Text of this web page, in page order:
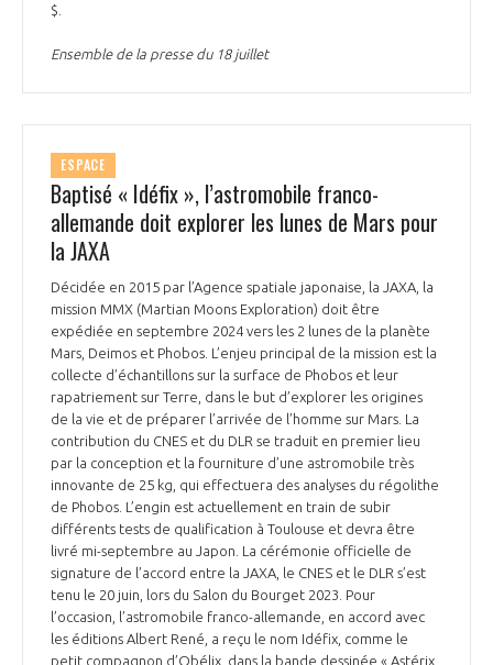
$.
Ensemble de la presse du 18 juillet
ESPACE
Baptisé « Idéfix », l’astromobile franco-
allemande doit explorer les lunes de Mars pour
la JAXA
Décidée en 2015 par l’Agence spatiale japonaise, la JAXA, la
mission MMX (Martian Moons Exploration) doit être
expédiée en septembre 2024 vers les 2 lunes de la planète
Mars, Deimos et Phobos. L’enjeu principal de la mission est la
collecte d’échantillons sur la surface de Phobos et leur
rapatriement sur Terre, dans le but d’explorer les origines
de la vie et de préparer l’arrivée de l’homme sur Mars. La
contribution du CNES et du DLR se traduit en premier lieu
par la conception et la fourniture d’une astromobile très
innovante de 25 kg, qui effectuera des analyses du régolithe
de Phobos. L’engin est actuellement en train de subir
différents tests de qualification à Toulouse et devra être
livré mi-septembre au Japon. La cérémonie officielle de
signature de l’accord entre la JAXA, le CNES et le DLR s’est
tenu le 20 juin, lors du Salon du Bourget 2023. Pour
l’occasion, l’astromobile franco-allemande, en accord avec
les éditions Albert René, a reçu le nom Idéfix, comme le
petit compagnon d’Obélix, dans la bande dessinée « Astérix